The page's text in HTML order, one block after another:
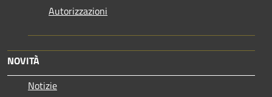
Autorizzazioni
NOVITÀ
Notizie